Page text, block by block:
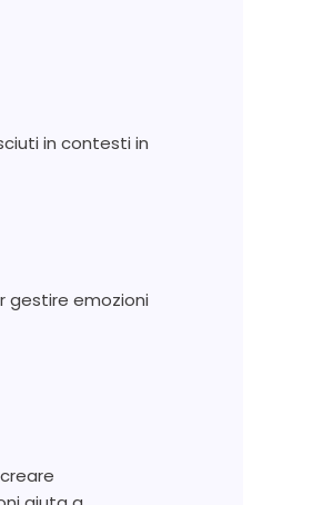
in contesti in
gestire emozioni